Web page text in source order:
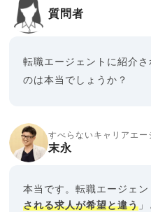
質問者
転職エージェントに紹介
のは本当でしょうか？
すべらないキャリアエー
末永
本当です。転職エージェン
される求人が希望と違う